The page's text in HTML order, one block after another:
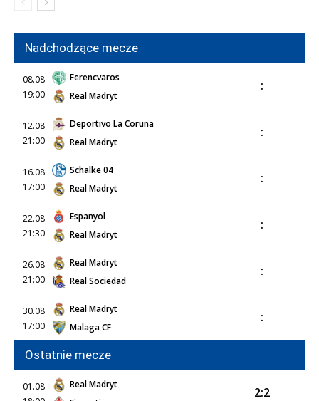
Nadchodzące mecze
08.08
19:00
Ferencvaros
Real Madryt
:
12.08
21:00
Deportivo La Coruna
Real Madryt
:
16.08
17:00
Schalke 04
Real Madryt
:
22.08
21:30
Espanyol
Real Madryt
:
26.08
21:00
Real Madryt
Real Sociedad
:
30.08
17:00
Real Madryt
Malaga CF
:
Ostatnie mecze
01.08
Real Madryt
2:2